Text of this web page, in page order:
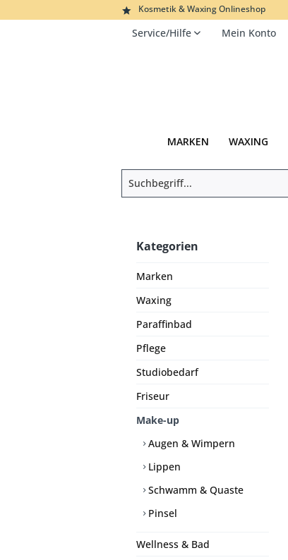
Kosmetik & Waxing Onlineshop
Service/Hilfe Mein Konto
MARKEN WAXING
Kategorien
Marken
Waxing
Paraffinbad
Pflege
Studiobedarf
Friseur
Make-up
Augen & Wimpern
Lippen
Schwamm & Quaste
Pinsel
Wellness & Bad